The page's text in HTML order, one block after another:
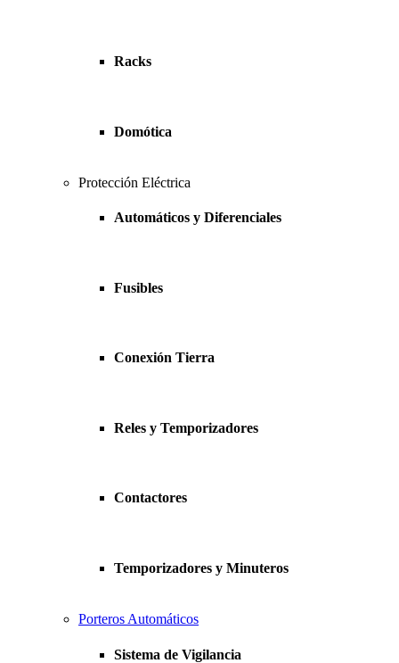
Racks
Domótica
Protección Eléctrica
Automáticos y Diferenciales
Fusibles
Conexión Tierra
Reles y Temporizadores
Contactores
Temporizadores y Minuteros
Porteros Automáticos
Sistema de Vigilancia